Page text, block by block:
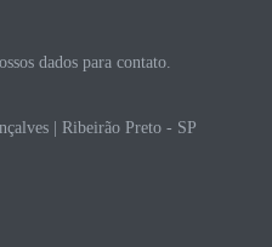
dados para contato.
| Ribeirão Preto - SP